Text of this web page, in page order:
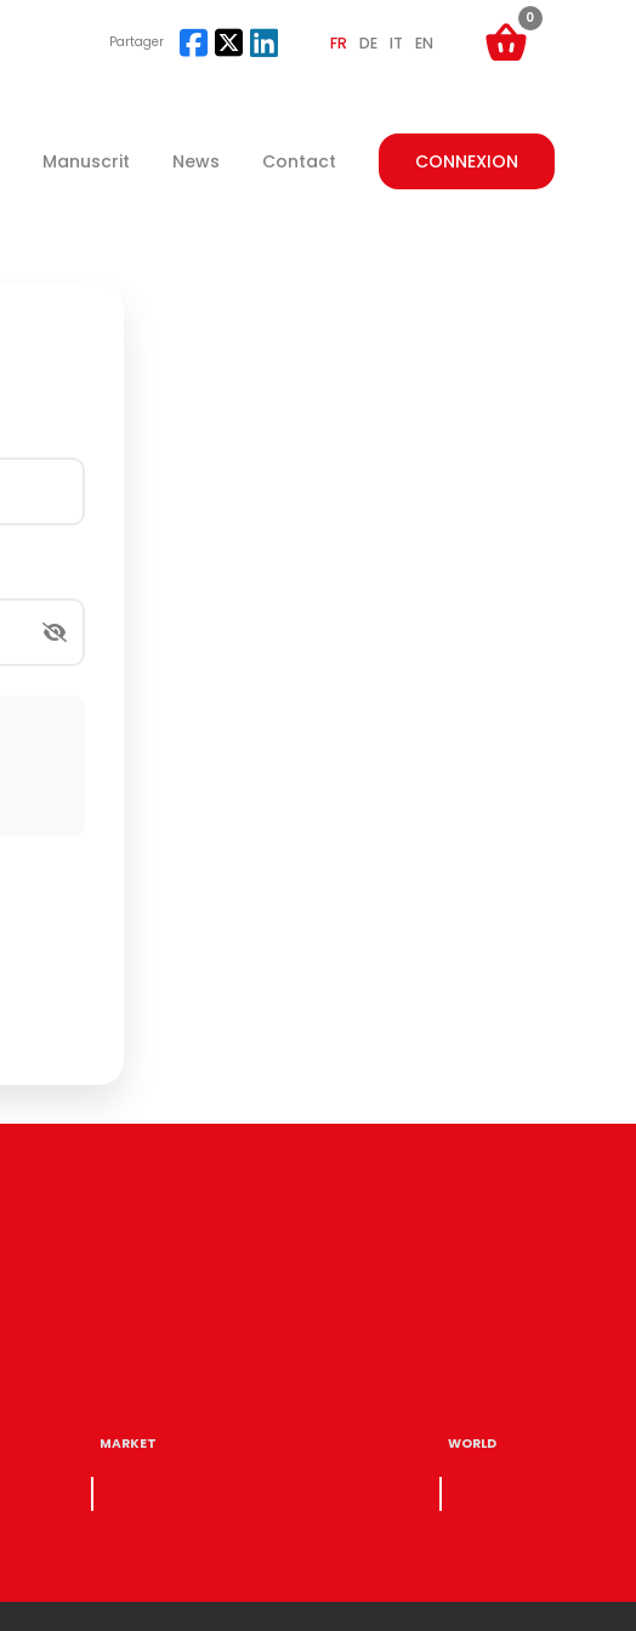
Manuscrit News Contact CONNEXION
Partager FR DE IT EN
0
MARKET WORLD